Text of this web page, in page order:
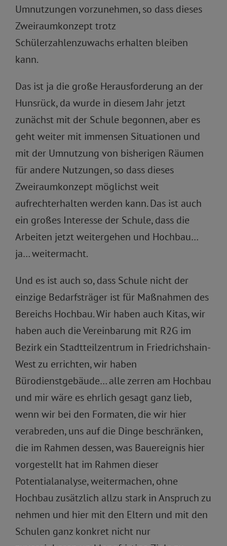
Umnutzungen vorzunehmen, so dass dieses
Zweiraumkonzept trotz
Schülerzahlenzuwachs erhalten bleiben
kann.
Das ist ja die große Herausforderung an der
Hunsrück, da wurde in diesem Jahr jetzt
zunächst mit der Schule begonnen, aber es
geht weiter mit immensen Situationen und
mit der Umnutzung von bisherigen Räumen
für andere Nutzungen, so dass dieses
Zweiraumkonzept möglichst weit
aufrechterhalten werden kann. Das ist auch
ein großes Interesse der Schule, dass die
Arbeiten jetzt weitergehen und Hochbau…
ja… weitermacht.
Und es ist auch so, dass Schule nicht der
einzige Bedarfsträger ist für Maßnahmen des
Bereichs Hochbau. Wir haben auch Kitas, wir
haben auch die Vereinbarung mit R2G im
Bezirk ein Stadtteilzentrum in Friedrichshain-
West zu errichten, wir haben
Bürodienstgebäude… alle zerren am Hochbau
und mir wäre es ehrlich gesagt ganz lieb,
wenn wir bei den Formaten, die wir hier
verabreden, uns auf die Dinge beschränken,
die im Rahmen dessen, was Bauereignis hier
vorgestellt hat im Rahmen dieser
Potentialanalyse, weitermachen, ohne
Hochbau zusätzlich allzu stark in Anspruch zu
nehmen und hier mit den Eltern und mit den
Schulen ganz konkret nicht nur